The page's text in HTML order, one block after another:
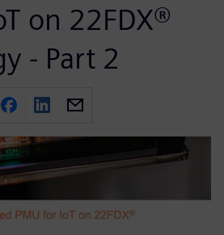
on 22FDX®
- Part 2